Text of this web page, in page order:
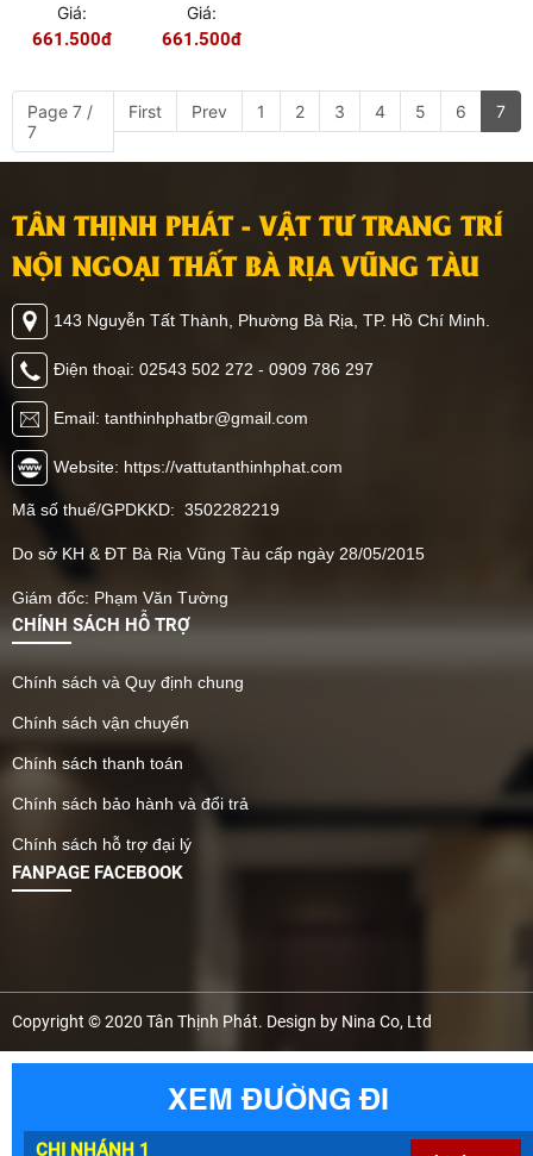
TO-52-1
Giá:
661.500đ
TO-52-2
Giá:
661.500đ
Page 7 /
7
First Prev 1 2 3 4 5 6 7
TÂN THỊNH PHÁT - VẬT TƯ TRANG TRÍ
NỘI NGOẠI THẤT BÀ RỊA VŨNG TÀU
143 Nguyễn Tất Thành, Phường Bà Rịa, TP. Hồ Chí Minh.
Điện thoại: 02543 502 272 - 0909 786 297
Email: tanthinhphatbr@gmail.com
Website: https://vattutanthinhphat.com
Mã số thuế/GPDKKD: 3502282219
Do sở KH & ĐT Bà Rịa Vũng Tàu cấp ngày 28/05/2015
Giám đốc: Phạm Văn Tường
CHÍNH SÁCH HỖ TRỢ
Chính sách và Quy định chung
Chính sách vận chuyển
Chính sách thanh toán
Chính sách bảo hành và đổi trả
Chính sách hỗ trợ đại lý
FANPAGE FACEBOOK
Copyright © 2020 Tân Thịnh Phát. Design by Nina Co, Ltd
XEM ĐƯỜNG ĐI
CHI NHÁNH 1